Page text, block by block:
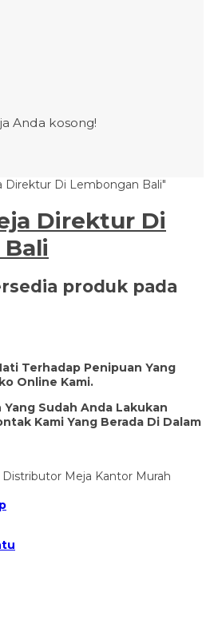
Anda kosong!
Direktur Di Lembongan Bali"
Direktur Di
produk pada
Terhadap Penipuan Yang
Online Kami.
Sudah Anda Lakukan
Kami Yang Berada Di Dalam
Distributor Meja Kantor Murah